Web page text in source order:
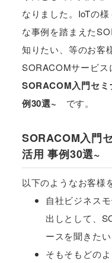
なりました。IoTの
な事例を踏まえた
知りたい、等のお客
SORACOMサービス
SORACOM入門セ
例30選~ です。
SORACOM入門
活用 事例30選~
以下のようなお客様
自社ビジネス
出しとして、
ースを聞きたい
そもそもどの